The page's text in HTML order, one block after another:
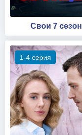
Свои 7 сезон
1-4 серия